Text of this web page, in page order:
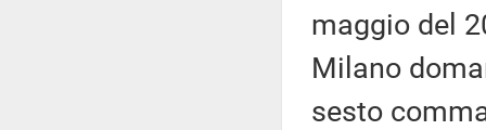
maggio del
Milano
sesto